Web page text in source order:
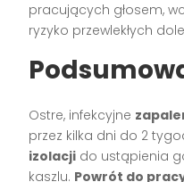
pracujących głosem,
ryzyko przewlekłych
Ostre, infekcyjne
przez kilka dni do 2
izolacji do ustąpienia
kaszlu. Powrót do